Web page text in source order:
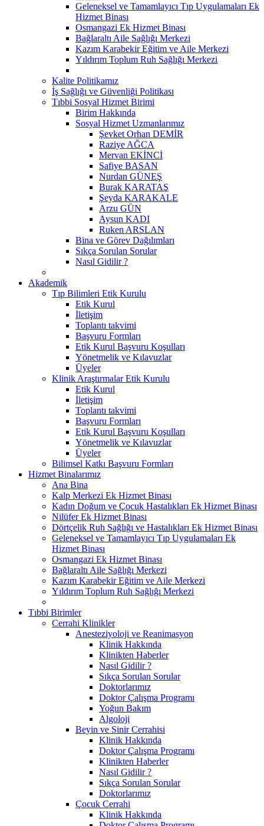
Geleneksel ve Tamamlayıcı Tıp Uygulamaları Ek
Hizmet Binası
Osmangazi Ek Hizmet Binası
Bağlaraltı Aile Sağlığı Merkezi
Kazım Karabekir Eğitim ve Aile Merkezi
Yıldırım Toplum Ruh Sağlığı Merkezi
Kalite Politikamız
İş Sağlığı ve Güvenliği Politikası
Tıbbi Sosyal Hizmet Birimi
Birim Hakkında
Sosyal Hizmet Uzmanlarımız
Şevket Orhan DEMİR
Raziye AĞCA
Mervan EKİNCİ
Safiye BASAN
Nurdan GÜNEŞ
Burak KARATAŞ
Şeyda KARAKALE
Arzu GÜN
Aysun KADI
Ruken ARSLAN
Bina ve Görev Dağılımları
Sıkça Sorulan Sorular
Nasıl Gidilir ?
Akademik
Tıp Bilimleri Etik Kurulu
Etik Kurul
İletişim
Toplantı takvimi
Başvuru Formları
Etik Kurul Başvuru Koşulları
Yönetmelik ve Kılavuzlar
Üyeler
Klinik Araştırmalar Etik Kurulu
Etik Kurul
İletişim
Toplantı takvimi
Başvuru Formları
Etik Kurul Başvuru Koşulları
Yönetmelik ve Kılavuzlar
Üyeler
Bilimsel Katkı Başvuru Formları
Hizmet Binalarımız
Ana Bina
Kalp Merkezi Ek Hizmet Binası
Kadın Doğum ve Çocuk Hastalıkları Ek Hizmet Binası
Nilüfer Ek Hizmet Binası
Dörtçelik Ruh Sağlığı ve Hastalıkları Ek Hizmet Binası
Geleneksel ve Tamamlayıcı Tıp Uygulamaları Ek
Hizmet Binası
Osmangazi Ek Hizmet Binası
Bağlaraltı Aile Sağlığı Merkezi
Kazım Karabekir Eğitim ve Aile Merkezi
Yıldırım Toplum Ruh Sağlığı Merkezi
Tıbbi Birimler
Cerrahi Klinikler
Anesteziyoloji ve Reanimasyon
Klinik Hakkında
Klinikten Haberler
Nasıl Gidilir ?
Sıkça Sorulan Sorular
Doktorlarımız
Doktor Çalışma Programı
Yoğun Bakım
Algoloji
Beyin ve Sinir Cerrahisi
Klinik Hakkında
Doktor Çalışma Programı
Klinikten Haberler
Nasıl Gidilir ?
Sıkça Sorulan Sorular
Doktorlarımız
Çocuk Cerrahi
Klinik Hakkında